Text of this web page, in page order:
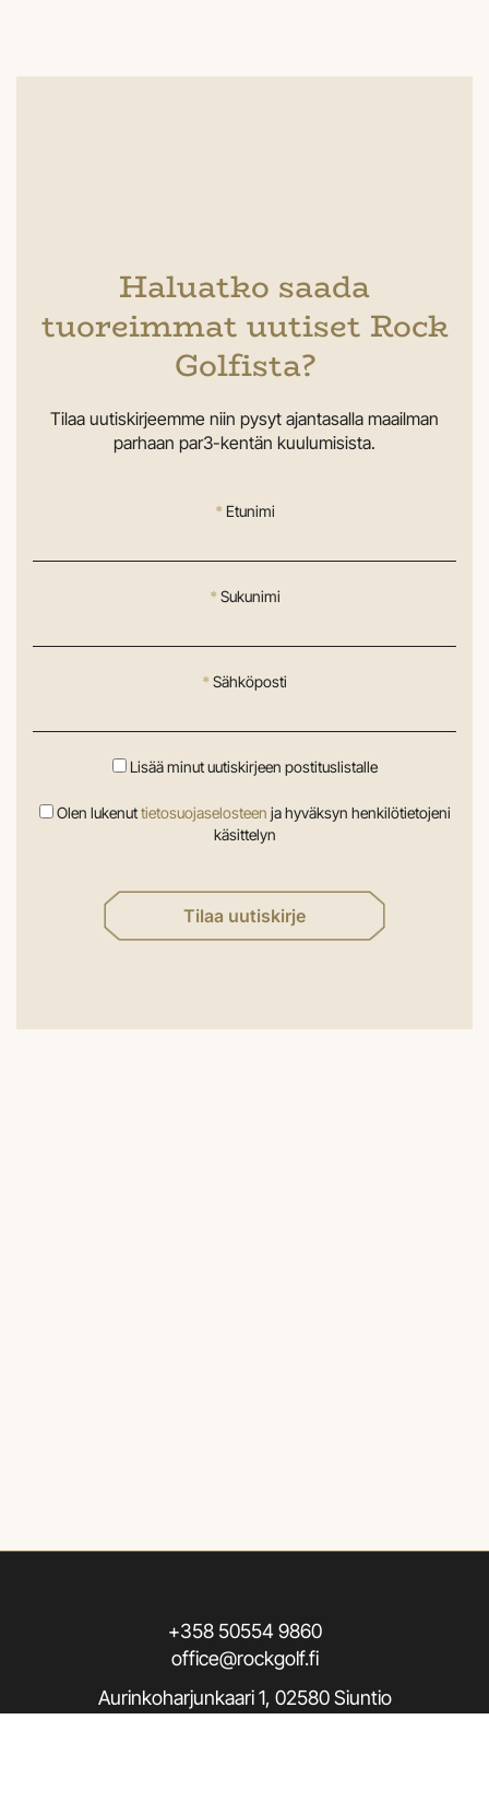
Haluatko saada
tuoreimmat uutiset Rock
Golfista?
Tilaa uutiskirjeemme niin pysyt ajantasalla maailman
parhaan par3-kentän kuulumisista.
*Etunimi
*Sukunimi
*Sähköposti
Lisää minut uutiskirjeen postituslistalle
Olen lukenuttietosuojaselosteen ja hyväksyn henkilötietojeni
käsittelyn
Tilaa uutiskirje
+358 50554 9860
office@rockgolf.fi
Aurinkoharjunkaari 1, 02580 Siuntio